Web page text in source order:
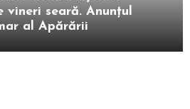
vineri seară. Anunțul
al Apărării